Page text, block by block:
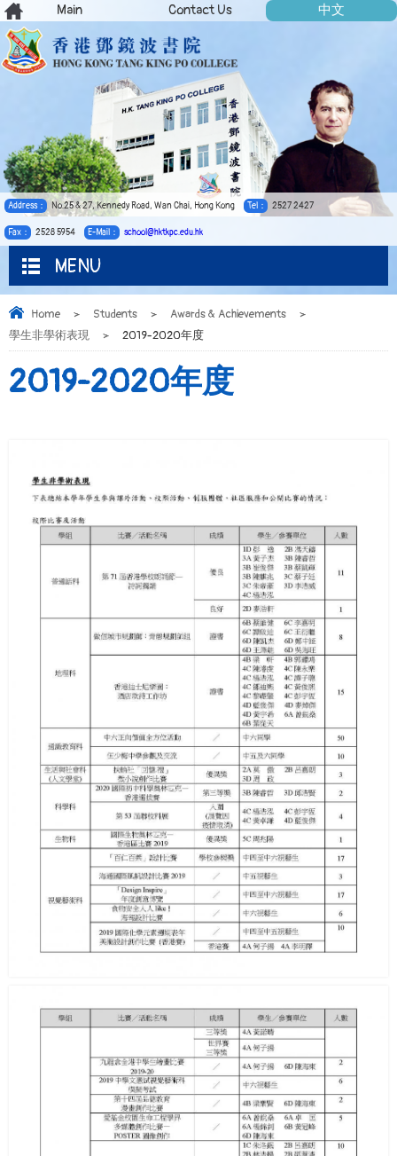
Address： No.25 & 27, Kennedy Road, Wan Chai, Hong Kong Tel： 2527 2427
Fax： 2528 5954 E-Mail： school@hktkpc.edu.hk
中文
Contact Us
Main
MENU
Home > Students > Awards & Achievements
>
學生非學術表現
> 2019-2020年度
2019-2020年度